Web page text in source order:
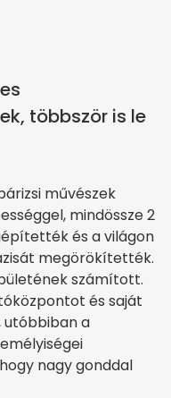
többször is le
művészek
mindössze 2
és a világon
megörökítették.
számított.
és saját
a
nagy gonddal